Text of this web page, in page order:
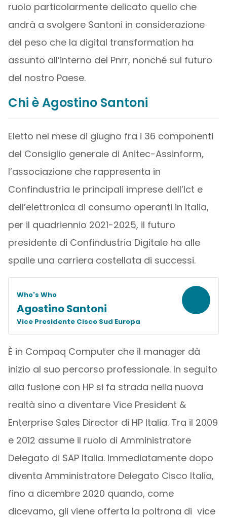
ruolo particolarmente delicato quello che
andrà a svolgere Santoni in considerazione
del peso che la digital transformation ha
assunto all’interno del Pnrr, nonché sul futuro
del nostro Paese.
Chi è Agostino Santoni
Eletto nel mese di giugno fra i 36 componenti
del Consiglio generale di Anitec-Assinform,
l’associazione che rappresenta in
Confindustria le principali imprese dell’Ict e
dell’elettronica di consumo operanti in Italia,
per il quadriennio 2021-2025, il futuro
presidente di Confindustria Digitale ha alle
spalle una carriera costellata di successi.
Who's Who
Agostino Santoni
Vice Presidente Cisco Sud Europa
È in Compaq Computer che il manager dà
inizio al suo percorso professionale. In seguito
alla fusione con HP si fa strada nella nuova
realtà sino a diventare Vice President &
Enterprise Sales Director di HP Italia. Tra il 2009
e 2012 assume il ruolo di Amministratore
Delegato di SAP Italia. Immediatamente dopo
diventa Amministratore Delegato Cisco Italia,
fino a dicembre 2020 quando, come
dicevamo, gli viene offerta la poltrona di vice